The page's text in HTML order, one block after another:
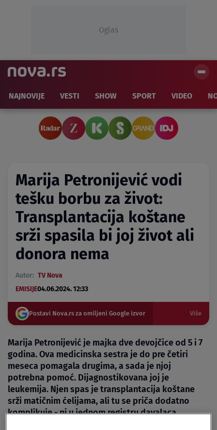
Oglas
NAJNOVIJE VESTI SHOW SPORT VIDEO
Marija Petronijević vodi
tešku borbu za život:
Transplantacija koštane
srži spasila bi joj život ali
donora nema
Autor: TV Nova
EMISIJE04.06.2024. 12:33
Postavi Nova.rs za omiljeni Google izvor Više
Marija Petronijević je majka dve devojčice od 5 i 7
godina. Ova medicinska sestra je do pre četiri
meseca pomagala drugima, a sada je njoj
potrebna pomoć. Dijagnostikovana joj je
leukemija. Njen spas je transplantacija koštane
srži matičnim ćelijama, ali tu se priča dodatno
komplikuje - ni u jednom registru davalaca